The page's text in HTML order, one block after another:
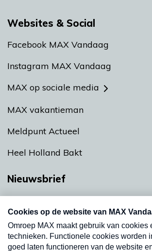
Websites & Social
Facebook MAX Vandaag
Instagram MAX Vandaag
MAX op sociale media
MAX vakantieman
Meldpunt Actueel
Heel Holland Bakt
Nieuwsbrief
nieuwsbrief. Elke vrijdag- en
uw mailbox.